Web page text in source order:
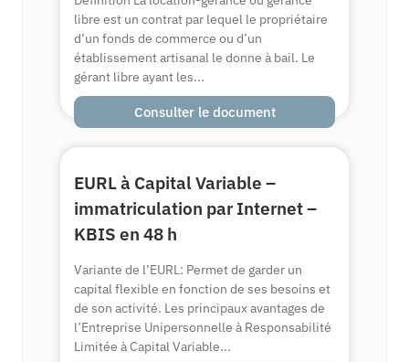
libre est un contrat par lequel le propriétaire
d’un fonds de commerce ou d’un
établissement artisanal le donne à bail. Le
gérant libre ayant les...
Consulter le document
EURL à Capital Variable –
immatriculation par Internet –
KBIS en 48 h
Variante de l’EURL: Permet de garder un
capital flexible en fonction de ses besoins et
de son activité. Les principaux avantages de
l’Entreprise Unipersonnelle à Responsabilité
Limitée à Capital Variable...